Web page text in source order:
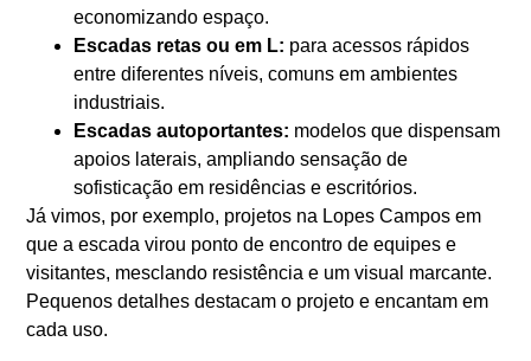
economizando espaço.
Escadas retas ou em L: para acessos rápidos
entre diferentes níveis, comuns em ambientes
industriais.
Escadas autoportantes: modelos que dispensam
apoios laterais, ampliando sensação de
sofisticação em residências e escritórios.
Já vimos, por exemplo, projetos na Lopes Campos em
que a escada virou ponto de encontro de equipes e
visitantes, mesclando resistência e um visual marcante.
Pequenos detalhes destacam o projeto e encantam em
cada uso.